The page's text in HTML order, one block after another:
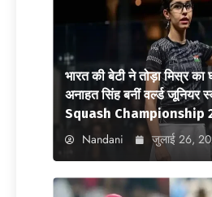
भारत की बेटी ने तोड़ा मिस्र
अनाहत सिंह बनीं वर्ल्ड जूनियर
Squash Championship
Nandani जुलाई 26,